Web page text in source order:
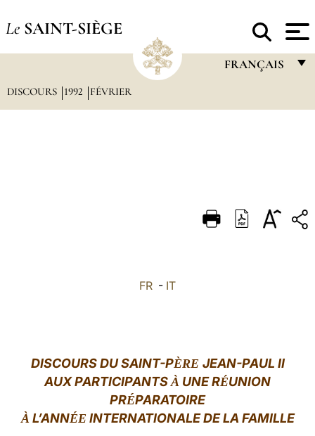
Le SAINT-SIÈGE
FRANÇAIS
DEUTSCH
DISCOURS 1992 FÉVRIER
FR - IT
DISCOURS DU SAINT-PÈRE JEAN-PAUL II
AUX PARTICIPANTS À UNE RÉUNION
PRÉPARATOIRE
À L’ANNÉEINTERNATIONALE DE LA FAMILLE